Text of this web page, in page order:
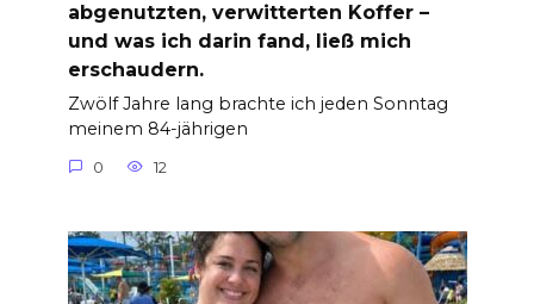
abgenutzten, verwitterten Koffer –
und was ich darin fand, ließ mich
erschaudern.
Zwölf Jahre lang brachte ich jeden Sonntag
meinem 84-jährigen
0 12